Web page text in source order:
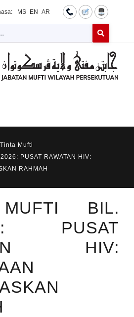
MS EN AR
Cari
Tinta Mufti
PUSAT RAWATAN HIV:
RAHMAH
BIL.
PUSAT
HIV: